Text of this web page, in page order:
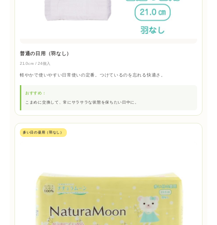
普通の日用（羽なし）
21.0cm / 24個入
軽やかで使いやすい日常使いの定番。つけているのを忘れる快適さ。
おすすめ：
こまめに交換して、常にサラサラな状態を保ちたい日中に。
多い日の昼用（羽なし）